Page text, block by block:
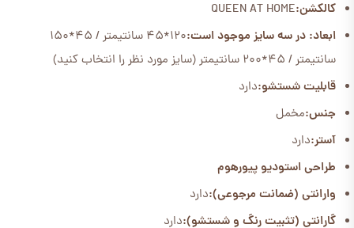
کالکشن:QUEEN AT HOME
ابعاد: در سه سایز موجود است:
120*45 سانتیمتر / 45*150
سانتیمتر / 45*200 سانتیمتر (سایز مورد نظر را انتخاب کنید)
قابلیت شستشو:دارد
جنس:مخمل
آستر:دارد
طراحی استودیو پیورهوم
وارانتی (ضمانت مرجوعی):دارد
گارانتی (تثبیت رنگ و شستشو):دارد